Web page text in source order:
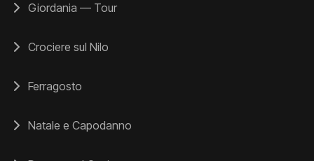
Giordania — Tour
Crociere sul Nilo
Ferragosto
Natale e Capodanno